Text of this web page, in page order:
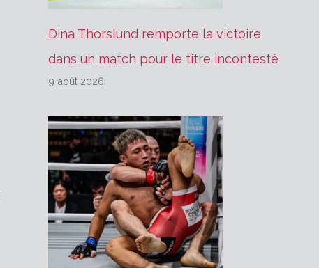
Dina Thorslund remporte la victoire
dans un match pour le titre incontesté
9 août 2026